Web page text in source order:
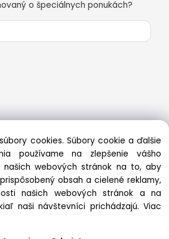
o špeciálnych ponukách?
All rights reserved
cookies. Súbory cookie a ďalšie
používame na zlepšenie vášho
našich webových stránok na to, aby
obsah a cielené reklamy,
našich webových stránok a na
naši návštevníci prichádzajú.Viac